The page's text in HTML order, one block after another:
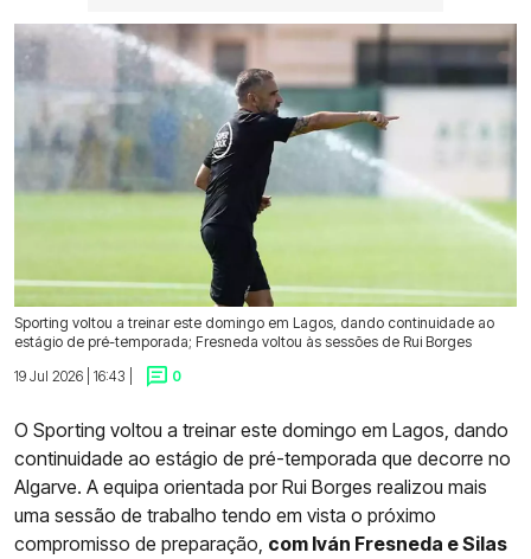
Sporting voltou a treinar este domingo em Lagos, dando continuidade ao
estágio de pré-temporada; Fresneda voltou às sessões de Rui Borges
19 Jul 2026 | 16:43 |
0
O Sporting voltou a treinar este domingo em Lagos, dando
continuidade ao estágio de pré-temporada que decorre no
Algarve. A equipa orientada por Rui Borges realizou mais
uma sessão de trabalho tendo em vista o próximo
compromisso de preparação, com Iván Fresneda e Silas